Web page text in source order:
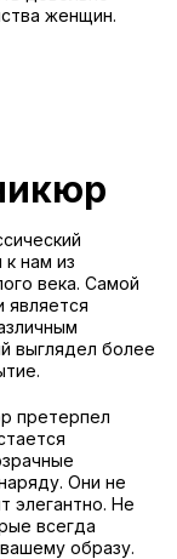
женщин.
нам из
века. Самой
является
выглядел более
претерпел
Они не
элегантно. Не
всегда
образу.